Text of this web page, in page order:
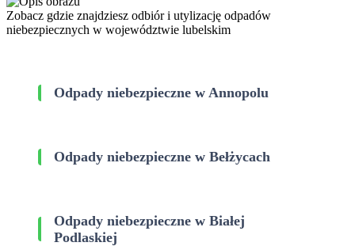
Zobacz gdzie znajdziesz odbiór i utylizację odpadów
niebezpiecznych w województwie lubelskim
Odpady niebezpieczne w Annopolu
Odpady niebezpieczne w Bełżycach
Odpady niebezpieczne w Białej
Podlaskiej